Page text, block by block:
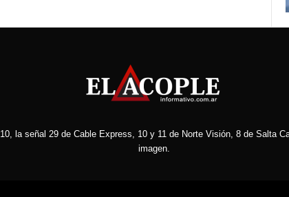
la señal 29 de Cable Express, 10 y 11 de Norte Visión, 8 de Salta
imagen.